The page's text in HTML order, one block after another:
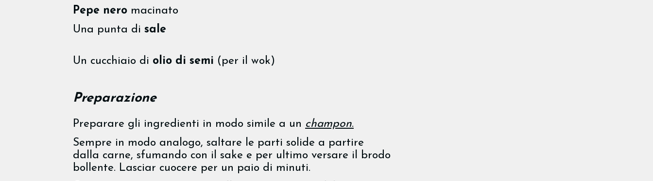
Pepe nero macinato
Una punta di sale
Un cucchiaio di olio di semi (per il wok)
Preparazione
Preparare gli ingredienti in modo simile a un champon.
Sempre in modo analogo, saltare le parti solide a partire
dalla carne, sfumando con il sake e per ultimo versare il brodo
bollente. Lasciar cuocere per un paio di minuti.